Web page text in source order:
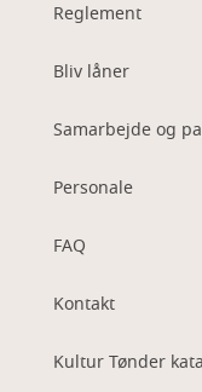
Reglement
Bliv låner
Samarbejde og
Personale
FAQ
Kontakt
Kultur Tønder